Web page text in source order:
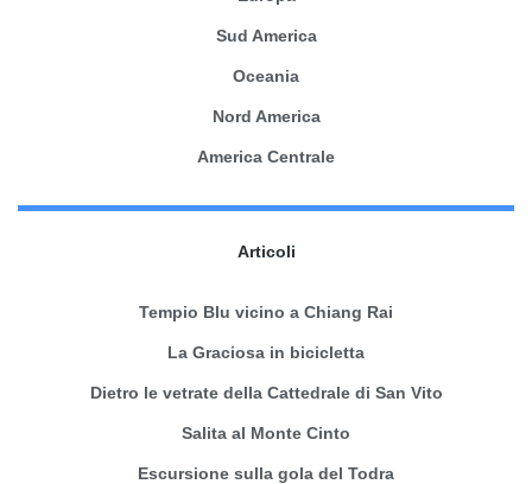
Sud America
Oceania
Nord America
America Centrale
Articoli
Tempio Blu vicino a Chiang Rai
La Graciosa in bicicletta
Dietro le vetrate della Cattedrale di San Vito
Salita al Monte Cinto
Escursione sulla gola del Todra